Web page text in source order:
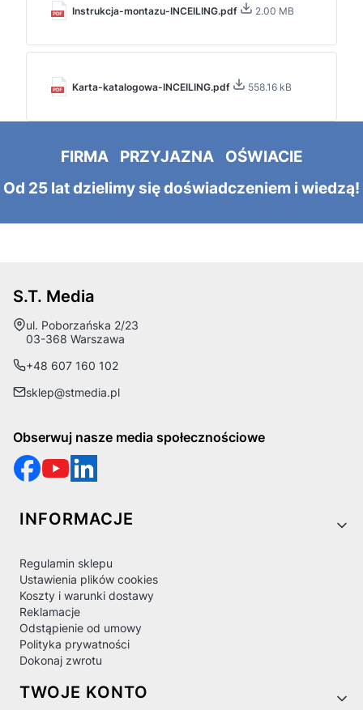
Instrukcja-montazu-INCEILING.pdf 2.00 MB
Karta-katalogowa-INCEILING.pdf 558.16 kB
FIRMA PRZYJAZNA OŚWIACIE
Od 25 lat dzielimy się doświadczeniem i wiedzą!
S.T. Media
Adres:
ul. Poborzańska 2/23
03-368 Warszawa
+48 607 160 102
sklep@stmedia.pl
Obserwuj nasze media społecznościowe
Linki w stopce
INFORMACJE
Regulamin sklepu
Ustawienia plików cookies
Koszty i warunki dostawy
Reklamacje
Odstąpienie od umowy
Polityka prywatności
Dokonaj zwrotu
TWOJE KONTO